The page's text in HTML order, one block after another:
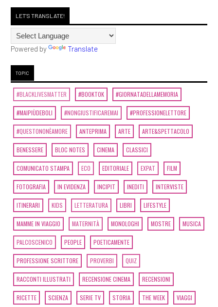
LET'S TRANSLATE!
Powered by Translate
TOPIC
#BLACKLIVESMATTER #BOOKTOK #GIORNATADELLAMEMORIA
#MAIPIÙDEBOLI #NONGIUSTIFICAREMAI #PROFESSIONELETTORE
#QUESTONONÈAMORE ANTEPRIMA ARTE ARTE&SPETTACOLO
BENESSERE BLOC NOTES CINEMA CLASSICI
COMUNICATO STAMPA ECO EDITORIALE EXPAT FILM
FOTOGRAFIA IN EVIDENZA INCIPIT INEDITI INTERVISTE
ITINERARI KIDS LETTERATURA LIBRI LIFESTYLE
MAMME IN VIAGGIO MATERNITÀ MONOLOGHI MOSTRE MUSICA
PALCOSCENICO PEOPLE POETICAMENTE
PROFESSIONE SCRITTORE PROVERBI QUIZ
RACCONTI ILLUSTRATI RECENSIONE CINEMA RECENSIONI
RICETTE SCIENZA SERIE TV STORIA THE WEEK VIAGGI